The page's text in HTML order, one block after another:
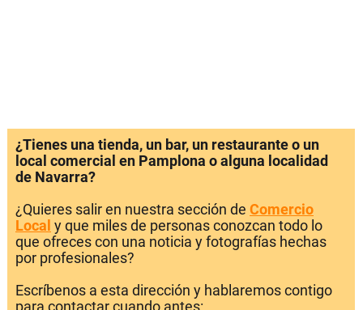
¿Tienes una tienda, un bar, un restaurante o un
local comercial en Pamplona o alguna localidad
de Navarra?
¿Quieres salir en nuestra sección de Comercio
Local y que miles de personas conozcan todo lo
que ofreces con una noticia y fotografías hechas
por profesionales?
Escríbenos a esta dirección y hablaremos contigo